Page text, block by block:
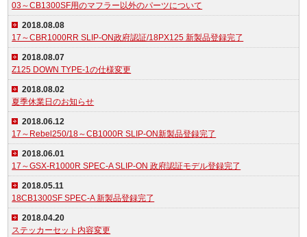
03～CB1300SF用のマフラー以外のパーツについて
2018.08.08
17～CBR1000RR SLIP-ON政府認証/18PX125 新製品登録完了
2018.08.07
Z125 DOWN TYPE-1の仕様変更
2018.08.02
夏季休業日のお知らせ
2018.06.12
17～Rebel250/18～CB1000R SLIP-ON新製品登録完了
2018.06.01
17～GSX-R1000R SPEC-A SLIP-ON 政府認証モデル登録完了
2018.05.11
18CB1300SF SPEC-A 新製品登録完了
2018.04.20
ステッカーセット内容変更